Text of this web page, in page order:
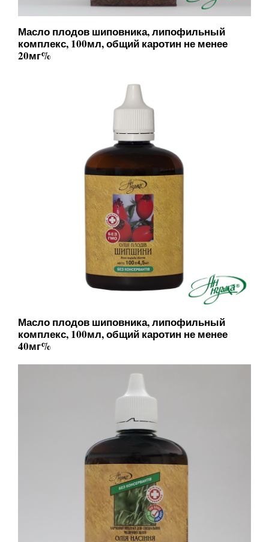
Масло плодов шиповника, липофильный
комплекс, 100мл, общий каротин не менее
20мг%
Масло плодов шиповника, липофильный
комплекс, 100мл, общий каротин не менее
40мг%